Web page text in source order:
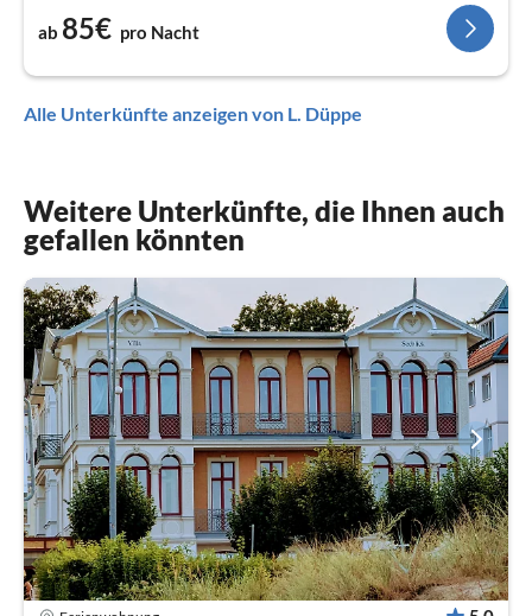
ab 85€ pro Nacht
Alle Unterkünfte anzeigen von L. Düppe
Weitere Unterkünfte, die Ihnen auch
gefallen könnten